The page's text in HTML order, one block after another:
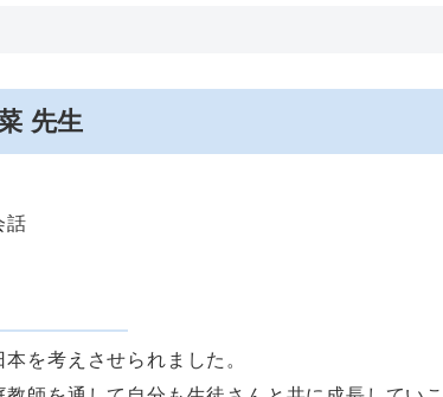
先生
話
を考えさせられました。